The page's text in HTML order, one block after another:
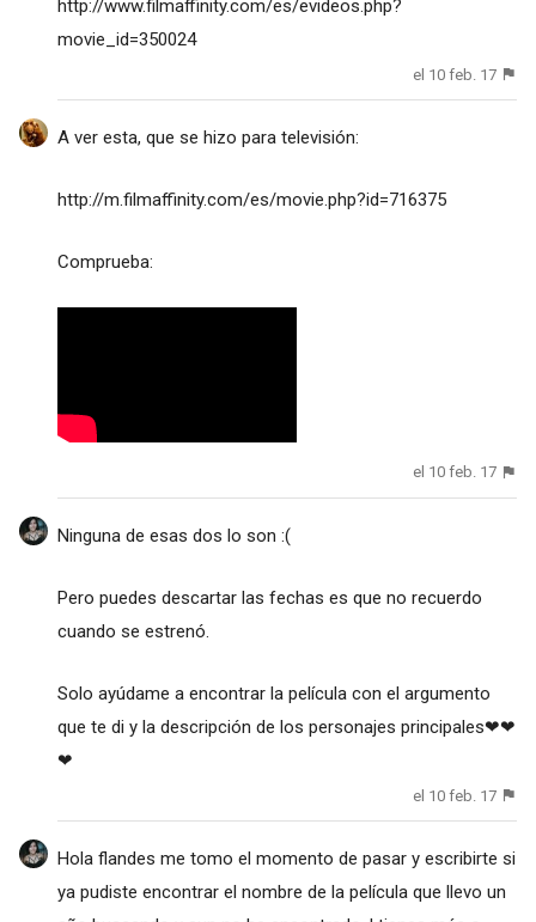
http://www.filmaffinity.com/es/evideos.php?
movie_id=350024
el 10 feb. 17
A ver esta, que se hizo para televisión:
http://m.filmaffinity.com/es/movie.php?id=716375
Comprueba:
el 10 feb. 17
Ninguna de esas dos lo son :(
Pero puedes descartar las fechas es que no recuerdo
cuando se estrenó.
Solo ayúdame a encontrar la película con el argumento
que te di y la descripción de los personajes principales❤❤
❤
el 10 feb. 17
Hola flandes me tomo el momento de pasar y escribirte si
ya pudiste encontrar el nombre de la película que llevo un